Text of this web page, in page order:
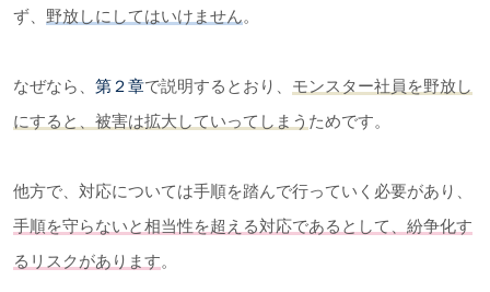
ず、 野放しにしてはいけません。
なぜなら、 第２章で説明するとおり、 モンスター社員を野放し
にすると、被害は拡大していってしまう ためです。
他方で、対応については手順を踏んで行っていく必要があり、
手順を守らないと相当性を超える対応であるとして、紛争化す
るリスクがあります。